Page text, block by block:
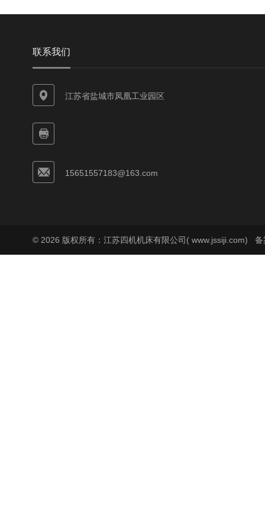
联系我们
江苏省盐城市凤凰工业园区
15651557183@163.com
© 2026 版权所有：江苏四机机床有限公司( www.jssiji.com) 备